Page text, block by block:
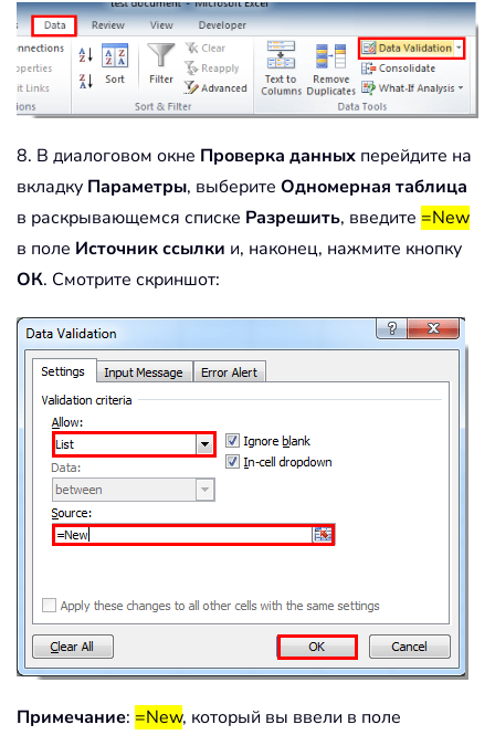
8. В диалоговом окне Проверка данных перейдите на
вкладку Параметры, выберите Одномерная таблица
в раскрывающемся списке Разрешить, введите =New
в поле Источник ссылки и, наконец, нажмите кнопку
ОК. Смотрите скриншот:
Примечание: =New, который вы ввели в поле